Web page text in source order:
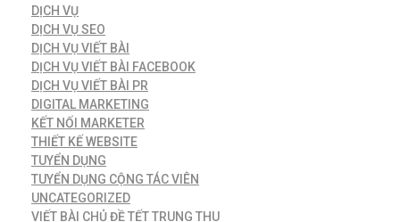
DỊCH VỤ
DỊCH VỤ SEO
DỊCH VỤ VIẾT BÀI
DỊCH VỤ VIẾT BÀI FACEBOOK
DỊCH VỤ VIẾT BÀI PR
DIGITAL MARKETING
KẾT NỐI MARKETER
THIẾT KẾ WEBSITE
TUYỂN DỤNG
TUYỂN DỤNG CỘNG TÁC VIÊN
UNCATEGORIZED
VIẾT BÀI CHỦ ĐỀ TẾT TRUNG THU